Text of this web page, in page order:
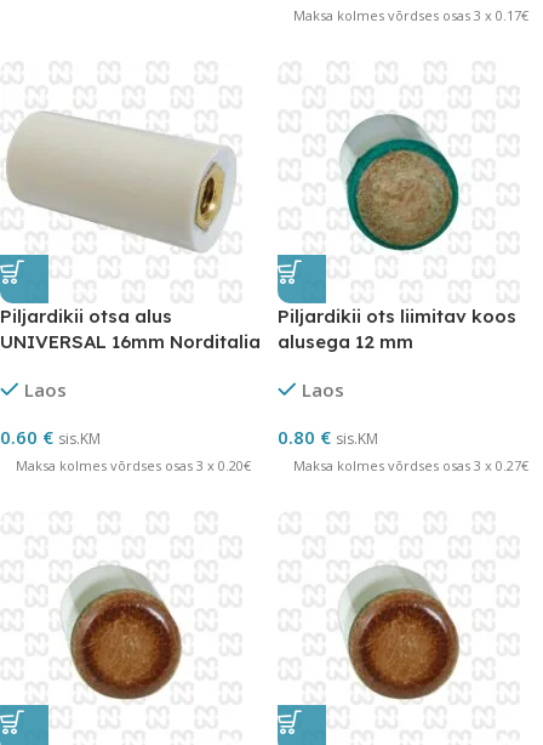
Maksa kolmes võrdses osas 3 x 0.17€
Piljardikii otsa alus
UNIVERSAL 16mm Norditalia
Laos
0.60 € sis.KM
Maksa kolmes võrdses osas 3 x 0.20€
Piljardikii ots liimitav koos
alusega 12 mm
Laos
0.80 € sis.KM
Maksa kolmes võrdses osas 3 x 0.27€